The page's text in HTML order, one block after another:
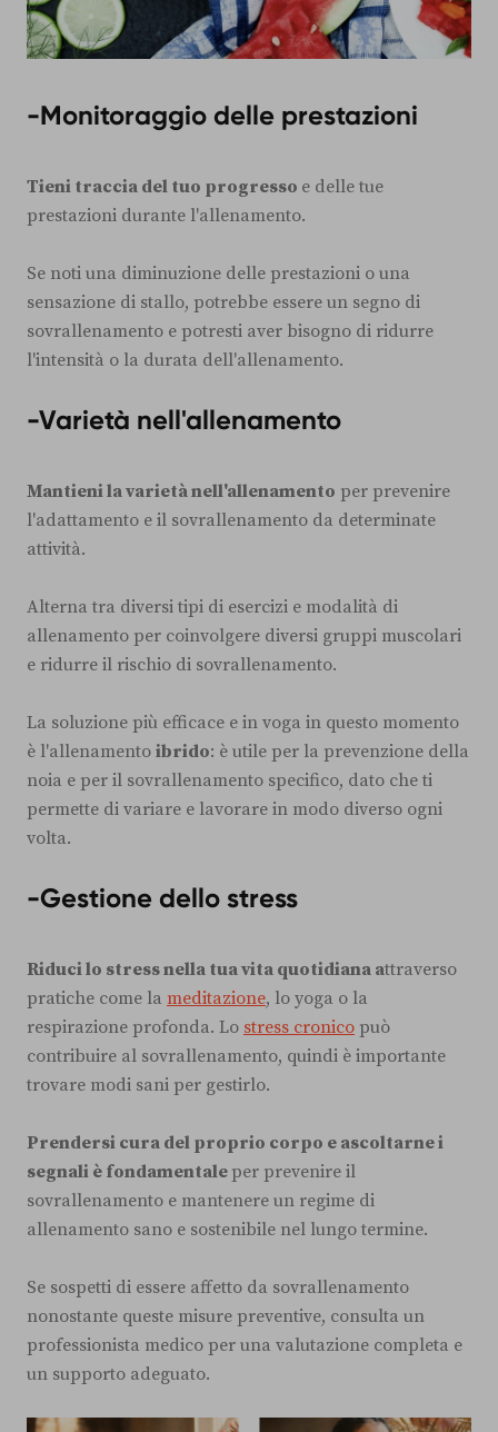
-Monitoraggio delle prestazioni
Tieni traccia del tuo progresso e delle tue
prestazioni durante l'allenamento.
Se noti una diminuzione delle prestazioni o una
sensazione di stallo, potrebbe essere un segno di
sovrallenamento e potresti aver bisogno di ridurre
l'intensità o la durata dell'allenamento.
-Varietà nell'allenamento
Mantieni la varietà nell'allenamento per prevenire
l'adattamento e il sovrallenamento da determinate
attività.
Alterna tra diversi tipi di esercizi e modalità di
allenamento per coinvolgere diversi gruppi muscolari
e ridurre il rischio di sovrallenamento.
La soluzione più efficace e in voga in questo momento
è l'allenamento ibrido: è utile per la prevenzione della
noia e per il sovrallenamento specifico, dato che ti
permette di variare e lavorare in modo diverso ogni
volta.
-Gestione dello stress
Riduci lo stress nella tua vita quotidiana attraverso
pratiche come la meditazione, lo yoga o la
respirazione profonda. Lo stress cronico può
contribuire al sovrallenamento, quindi è importante
trovare modi sani per gestirlo.
Prendersi cura del proprio corpo e ascoltarne i
segnali è fondamentale per prevenire il
sovrallenamento e mantenere un regime di
allenamento sano e sostenibile nel lungo termine.
Se sospetti di essere affetto da sovrallenamento
nonostante queste misure preventive, consulta un
professionista medico per una valutazione completa e
un supporto adeguato.